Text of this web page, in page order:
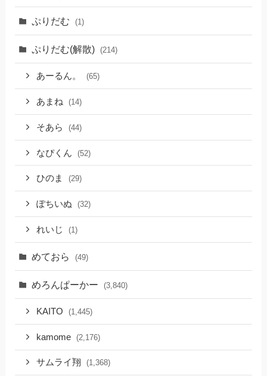
ぷりだむ (1)
ぷりだむ(解散) (214)
あーるん。 (65)
あまね (14)
そあら (44)
なぴくん (52)
ひのま (29)
ぽちいぬ (32)
れいじ (1)
めておら (49)
めろんぱーかー (3,840)
KAITO (1,445)
kamome (2,176)
サムライ翔 (1,368)